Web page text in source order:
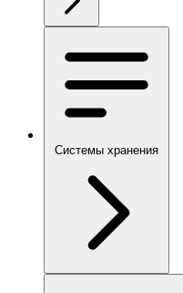
Системы хранения